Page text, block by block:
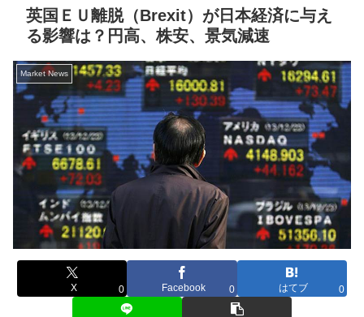
英国ＥＵ離脱（Brexit）が日本経済に与え
る影響は？円高、株安、景気減速
Market News
X 0 Facebook 0 はてブ 0